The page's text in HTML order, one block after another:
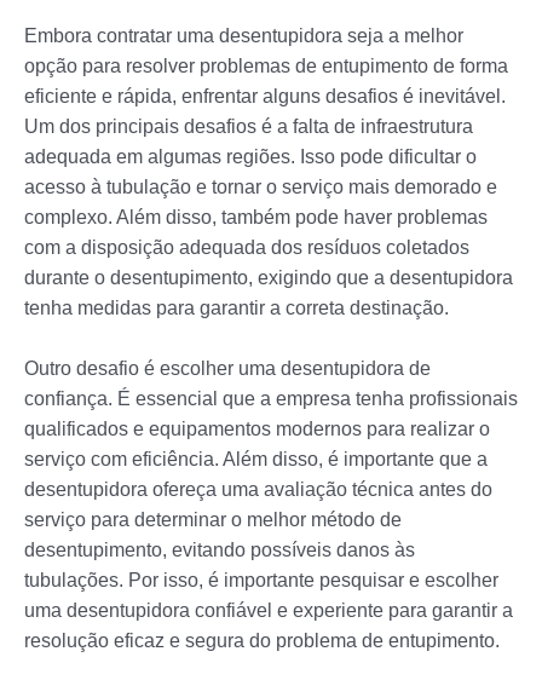
Embora contratar uma desentupidora seja a melhor
opção para resolver problemas de entupimento de forma
eficiente e rápida, enfrentar alguns desafios é inevitável.
Um dos principais desafios é a falta de infraestrutura
adequada em algumas regiões. Isso pode dificultar o
acesso à tubulação e tornar o serviço mais demorado e
complexo. Além disso, também pode haver problemas
com a disposição adequada dos resíduos coletados
durante o desentupimento, exigindo que a desentupidora
tenha medidas para garantir a correta destinação.
Outro desafio é escolher uma desentupidora de
confiança. É essencial que a empresa tenha profissionais
qualificados e equipamentos modernos para realizar o
serviço com eficiência. Além disso, é importante que a
desentupidora ofereça uma avaliação técnica antes do
serviço para determinar o melhor método de
desentupimento, evitando possíveis danos às
tubulações. Por isso, é importante pesquisar e escolher
uma desentupidora confiável e experiente para garantir a
resolução eficaz e segura do problema de entupimento.